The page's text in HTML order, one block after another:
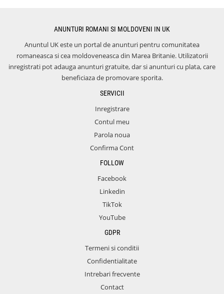
ANUNTURI ROMANI SI MOLDOVENI IN UK
Anuntul UK este un portal de anunturi pentru comunitatea
romaneasca si cea moldoveneasca din Marea Britanie. Utilizatorii
inregistrati pot adauga anunturi gratuite, dar si anunturi cu plata, care
beneficiaza de promovare sporita.
SERVICII
Inregistrare
Contul meu
Parola noua
Confirma Cont
FOLLOW
Facebook
Linkedin
TikTok
YouTube
GDPR
Termeni si conditii
Confidentialitate
Intrebari frecvente
Contact